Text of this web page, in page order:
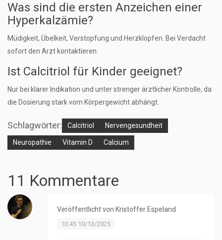
Was sind die ersten Anzeichen einer
Hyperkalzämie?
Müdigkeit, Übelkeit, Verstopfung und Herzklopfen. Bei Verdacht
sofort den Arzt kontaktieren.
Ist Calcitriol für Kinder geeignet?
Nur bei klarer Indikation und unter strenger ärztlicher Kontrolle, da
die Dosierung stark vom Körpergewicht abhängt.
Schlagwörter: Calcitriol Nervengesundheit
Neuropathie Vitamin D Calcium
11 Kommentare
Veröffentlicht von Kristoffer Espeland
10:45 10/13/2025